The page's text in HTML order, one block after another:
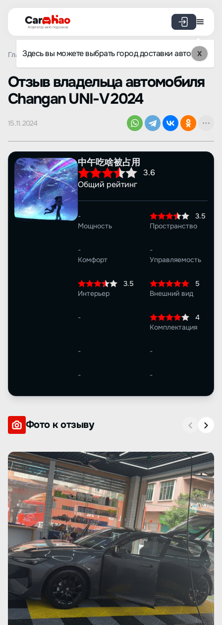
Агрегатор авто под заказ
Здесь вы можете выбрать город доставки авто X
Главная Отзывы Changan UNI-V Просмотр отзыва
Oтзыв владельца автомобиля
Changan UNI-V 2024
15.11.2024
中午吃啥被占用
3.6
Общий рейтинг
-
Мощность
3.5
Пространство
-
Комфорт
-
Управляемость
3.5
Интерьер
5
Внешний вид
-
4
Комплектация
- -
- -
Фото к отзыву